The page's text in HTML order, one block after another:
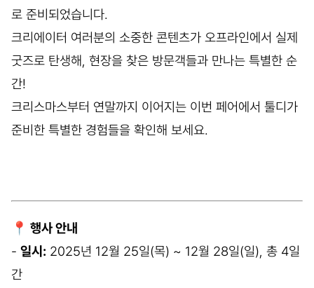
로 준비되었습니다.
크리에이터 여러분의 소중한 콘텐츠가 오프라인에서 실제
굿즈로 탄생해, 현장을 찾은 방문객들과 만나는 특별한 순
간!
크리스마스부터 연말까지 이어지는 이번 페어에서 툴디가
준비한 특별한 경험들을 확인해 보세요.
📍 행사 안내
- 일시: 2025년 12월 25일(목) ~ 12월 28일(일), 총 4일
간